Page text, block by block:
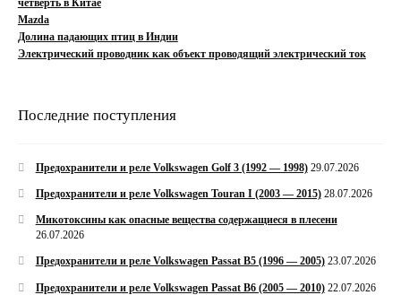
Mazda
Долина падающих птиц в Индии
Электрический проводник как объект проводящий электрический ток
Последние поступления
Предохранители и реле Volkswagen Golf 3 (1992 — 1998) 29.07.2026
Предохранители и реле Volkswagen Touran I (2003 — 2015) 28.07.2026
Микотоксины как опасные вещества содержащиеся в плесени
26.07.2026
Предохранители и реле Volkswagen Passat B5 (1996 — 2005) 23.07.2026
Предохранители и реле Volkswagen Passat B6 (2005 — 2010) 22.07.2026